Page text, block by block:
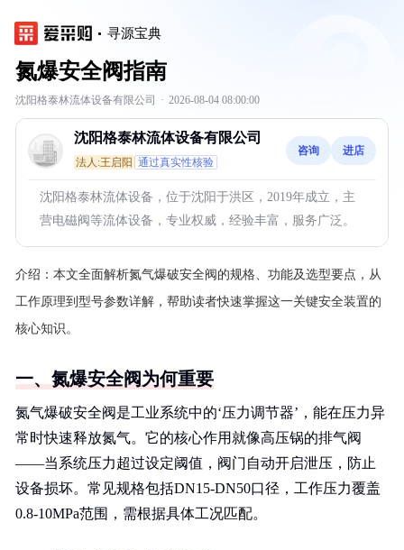
寻源宝典
氮爆安全阀指南
沈阳格泰林流体设备有限公司 · 2026-08-04 08:00:00
沈阳格泰林流体设备有限公司
法人:王启阳 通过真实性核验
咨询 进店
沈阳格泰林流体设备，位于沈阳于洪区，2019年成立，主
营电磁阀等流体设备，专业权威，经验丰富，服务广泛。
介绍： 本文全面解析氮气爆破安全阀的规格、功能及选型要点，从
工作原理到型号参数详解，帮助读者快速掌握这一关键安全装置的
核心知识。
一、氮爆安全阀为何重要
氮气爆破安全阀是工业系统中的‘压力调节器’，能在压力异
常时快速释放氮气。它的核心作用就像高压锅的排气阀
——当系统压力超过设定阈值，阀门自动开启泄压，防止
设备损坏。常见规格包括DN15-DN50口径，工作压力覆盖
0.8-10MPa范围，需根据具体工况匹配。